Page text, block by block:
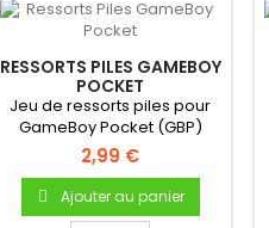
RESSORTS PILES GAMEBOY
POCKET
Jeu de ressorts piles pour
GameBoy Pocket (GBP)
2,99 €
Ajouter au panier